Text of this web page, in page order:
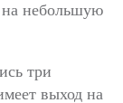
небольшую
три
выход на